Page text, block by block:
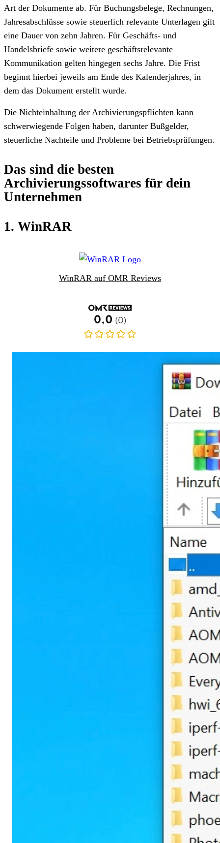
Art der Dokumente ab. Für Buchungsbelege, Rechnungen,
Jahresabschlüsse sowie steuerlich relevante Unterlagen gilt
eine Dauer von zehn Jahren. Für Geschäfts- und
Handelsbriefe sowie weitere geschäftsrelevante
Kommunikation gelten hingegen sechs Jahre. Die Frist
beginnt hierbei jeweils am Ende des Kalenderjahres, in
dem das Dokument erstellt wurde.
Die Nichteinhaltung der Archivierungspflichten kann
schwerwiegende Folgen haben, darunter Bußgelder,
steuerliche Nachteile und Probleme bei Betriebsprüfungen.
Das sind die besten
Archivierungssoftwares für dein
Unternehmen
1. WinRAR
WinRAR auf OMR Reviews